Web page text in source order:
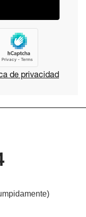
de privacidad